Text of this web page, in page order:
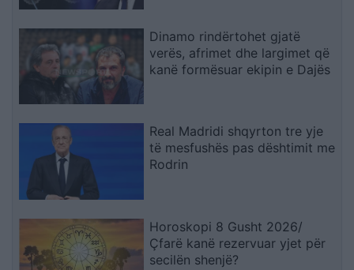
Dinamo rindërtohet gjatë
verës, afrimet dhe largimet që
kanë formësuar ekipin e Dajës
Real Madridi shqyrton tre yje
të mesfushës pas dështimit me
Rodrin
Horoskopi 8 Gusht 2026/
Çfarë kanë rezervuar yjet për
secilën shenjë?